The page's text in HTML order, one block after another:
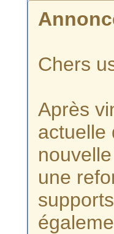
Chers
Après
actuelle
une